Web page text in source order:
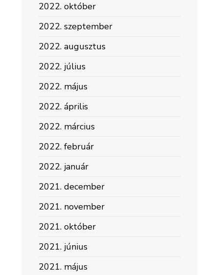
2022. október
2022. szeptember
2022. augusztus
2022. július
2022. május
2022. április
2022. március
2022. február
2022. január
2021. december
2021. november
2021. október
2021. június
2021. május